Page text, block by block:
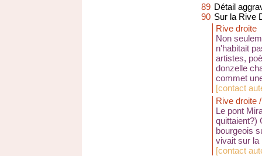
89 Détail
90 Sur la Rive
Rive droite
Non
n'habitait
artistes,
donzelle
commet
[contact
Rive droite
Le pont
quittaient?)
bourgeois
vivait sur la
[contact